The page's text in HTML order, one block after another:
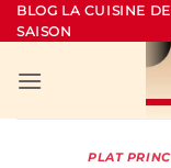
Passer
au
BLOG LA CUISINE
SAISON
PLAT